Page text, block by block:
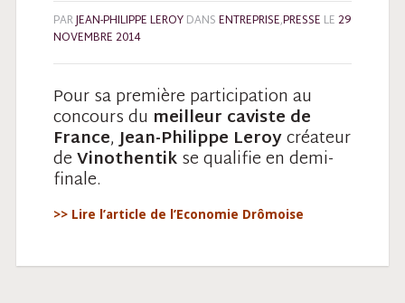
PARJEAN-PHILIPPE LEROYDANSENTREPRISE,PRESSE LE29
NOVEMBRE 2014
Pour sa première participation au
concours du meilleur caviste de
France,Jean-Philippe Leroycréateur
deVinothentikse qualifie en demi-
finale.
>> Lire l’article de l’Economie Drômoise